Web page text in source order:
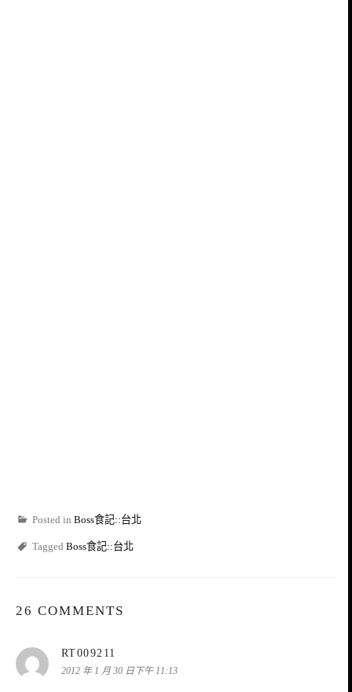
Posted in Boss食記::台北
Tagged Boss食記::台北
26 COMMENTS
RT009211
示:
2012 年 1 月 30 日下午 11:13